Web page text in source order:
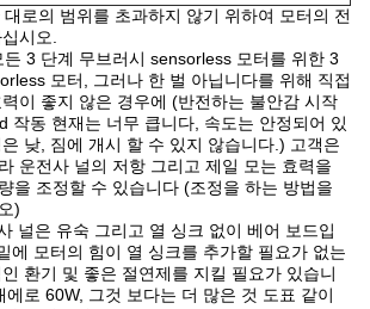
로의 범위를 초과하지 않기 위하여 모터의 전
시오.
3 단계 무브러시 sensorless 모터를 위한 3
모터, 그러나 한 벌 아닙니다를 위해 직접
이 좋지 않은 경우에 (반전하는 불안감 시작
작동 현재는 너무 큽니다, 속도는 안정되어 있
낮, 짐에 개시 할 수 있지 않습니다.) 고객은
운전사 널의 저항 그리고 제일 모는 효력을
을 조정할 수 있습니다 (조정을 하는 방법을
)
널은 유숙 그리고 열 싱크 없이 베어 보드입
에 모터의 힘이 열 싱크를 추가할 필요가 없는
환기 및 좋은 절연제를 지킬 필요가 있습니
에로 60W, 그것 보다는 더 많은 것 도표 같이